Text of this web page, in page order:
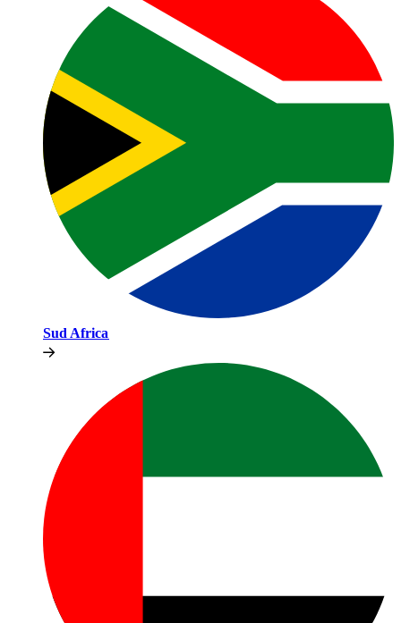
Sud Africa​​